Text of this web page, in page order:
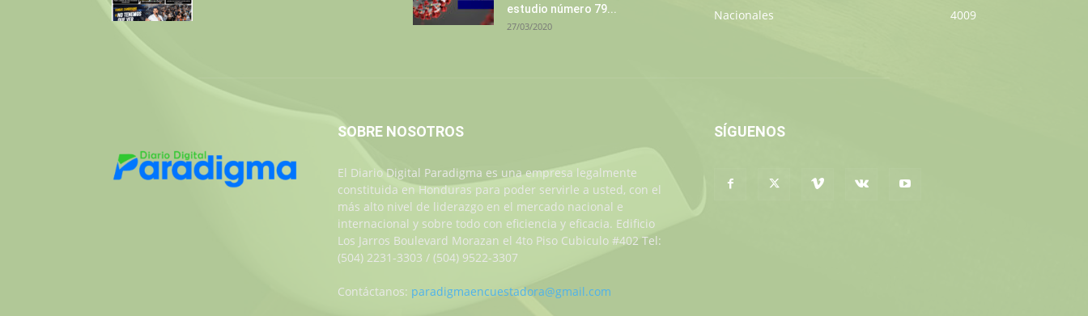
estudio número 79...
27/03/2020
Nacionales
4009
SOBRE NOSOTROS
El Diario Digital Paradigma es una empresa legalmente
constituida en Honduras para poder servirle a usted, con el
más alto nivel de liderazgo en el mercado nacional e
internacional y sobre todo con eficiencia y eficacia. Edificio
Los Jarros Boulevard Morazan el 4to Piso Cubiculo #402 Tel:
(504) 2231-3303 / (504) 9522-3307
Contáctanos: paradigmaencuestadora@gmail.com
SÍGUENOS